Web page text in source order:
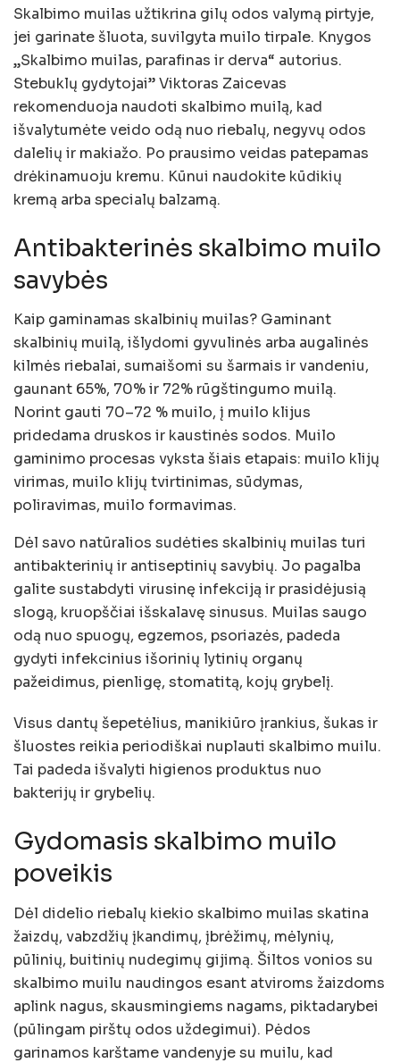
Skalbimo muilas užtikrina gilų odos valymą pirtyje,
jei garinate šluota, suvilgyta muilo tirpale. Knygos
„Skalbimo muilas, parafinas ir derva“ autorius.
Stebuklų gydytojai” Viktoras Zaicevas
rekomenduoja naudoti skalbimo muilą, kad
išvalytumėte veido odą nuo riebalų, negyvų odos
dalelių ir makiažo. Po prausimo veidas patepamas
drėkinamuoju kremu. Kūnui naudokite kūdikių
kremą arba specialų balzamą.
Antibakterinės skalbimo muilo
savybės
Kaip gaminamas skalbinių muilas? Gaminant
skalbinių muilą, išlydomi gyvulinės arba augalinės
kilmės riebalai, sumaišomi su šarmais ir vandeniu,
gaunant 65%, 70% ir 72% rūgštingumo muilą.
Norint gauti 70–72 % muilo, į muilo klijus
pridedama druskos ir kaustinės sodos. Muilo
gaminimo procesas vyksta šiais etapais: muilo klijų
virimas, muilo klijų tvirtinimas, sūdymas,
poliravimas, muilo formavimas.
Dėl savo natūralios sudėties skalbinių muilas turi
antibakterinių ir antiseptinių savybių. Jo pagalba
galite sustabdyti virusinę infekciją ir prasidėjusią
slogą, kruopščiai išskalavę sinusus. Muilas saugo
odą nuo spuogų, egzemos, psoriazės, padeda
gydyti infekcinius išorinių lytinių organų
pažeidimus, pienligę, stomatitą, kojų grybelį.
Visus dantų šepetėlius, manikiūro įrankius, šukas ir
šluostes reikia periodiškai nuplauti skalbimo muilu.
Tai padeda išvalyti higienos produktus nuo
bakterijų ir grybelių.
Gydomasis skalbimo muilo
poveikis
Dėl didelio riebalų kiekio skalbimo muilas skatina
žaizdų, vabzdžių įkandimų, įbrėžimų, mėlynių,
pūlinių, buitinių nudegimų gijimą. Šiltos vonios su
skalbimo muilu naudingos esant atviroms žaizdoms
aplink nagus, skausmingiems nagams, piktadarybei
(pūlingam pirštų odos uždegimui). Pėdos
garinamos karštame vandenyje su muilu, kad